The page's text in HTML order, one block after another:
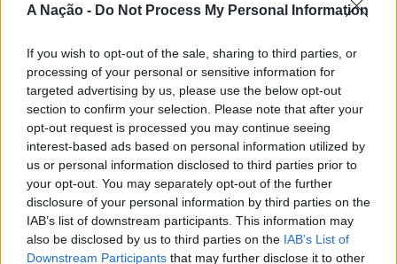
A Nação - Do Not Process My Personal Information
If you wish to opt-out of the sale, sharing to third parties, or
processing of your personal or sensitive information for
targeted advertising by us, please use the below opt-out
section to confirm your selection. Please note that after your
opt-out request is processed you may continue seeing
interest-based ads based on personal information utilized by
us or personal information disclosed to third parties prior to
your opt-out. You may separately opt-out of the further
disclosure of your personal information by third parties on the
IAB’s list of downstream participants. This information may
also be disclosed by us to third parties on the IAB’s List of
Downstream Participants that may further disclose it to other
manter a atenção e a procrastinação. Na sua visão,
aumentam a sensação de sobrecarga, enquanto o stress
prolongado pode elevar os níveis de cortisol e
prejudicar o desempenho cognitivo.
Fabiano de Abreu Agrela Rodrigues ressalta que não há
evidências de que o ambiente digital provoque mudanças
genéticas na espécie humana. A adaptação observada,
afirma, ocorre por meio da neuroplasticidade, processo
pelo qual os circuitos neurais se reorganizam em
resposta às experiências.
“Millennium Estoril Open 2026”
regressou ao circuito ATP com
vitória do francês Luca Van Assche
Publicado 2 dias atrás on 07/08/2026
Por Ígor Lopes
O “Millennium Estoril Open 2026” decorreu entre os